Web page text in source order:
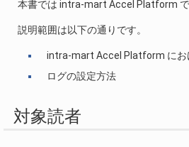
本書では intra-mart Accel Platform
説明範囲は以下の通りです。
intra-mart Accel Platform にお
ログの設定方法
対象読者